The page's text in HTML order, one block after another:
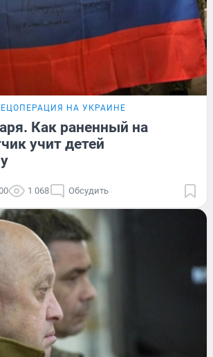
НА УКРАИНЕ
Как раненный на
учит детей
1 068 Обсудить